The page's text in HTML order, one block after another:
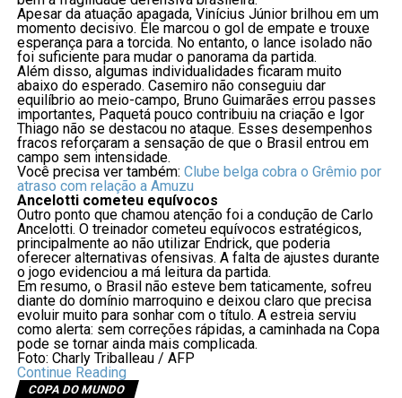
Apesar da atuação apagada, Vinícius Júnior brilhou em um
momento decisivo. Ele marcou o gol de empate e trouxe
esperança para a torcida. No entanto, o lance isolado não
foi suficiente para mudar o panorama da partida.
Além disso, algumas individualidades ficaram muito
abaixo do esperado. Casemiro não conseguiu dar
equilíbrio ao meio-campo, Bruno Guimarães errou passes
importantes, Paquetá pouco contribuiu na criação e Igor
Thiago não se destacou no ataque. Esses desempenhos
fracos reforçaram a sensação de que o Brasil entrou em
campo sem intensidade.
Você precisa ver também: Clube belga cobra o Grêmio por
atraso com relação a Amuzu
Ancelotti cometeu equívocos
Outro ponto que chamou atenção foi a condução de Carlo
Ancelotti. O treinador cometeu equívocos estratégicos,
principalmente ao não utilizar Endrick, que poderia
oferecer alternativas ofensivas. A falta de ajustes durante
o jogo evidenciou a má leitura da partida.
Em resumo, o Brasil não esteve bem taticamente, sofreu
diante do domínio marroquino e deixou claro que precisa
evoluir muito para sonhar com o título. A estreia serviu
como alerta: sem correções rápidas, a caminhada na Copa
pode se tornar ainda mais complicada.
Foto: Charly Triballeau / AFP
Continue Reading
COPA DO MUNDO